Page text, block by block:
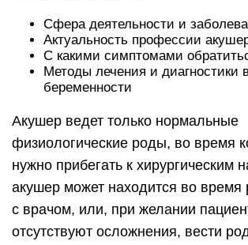
Сфера деятельности и
Актуальность профессии
С какими симптомами
Методы лечения и диагностики
беременности
Акушер ведет только нормальные
физиологические роды, во время
нужно прибегать к хирургическим
акушер может находится во время
с врачом, или, при желании
отсутствуют осложнения, вести